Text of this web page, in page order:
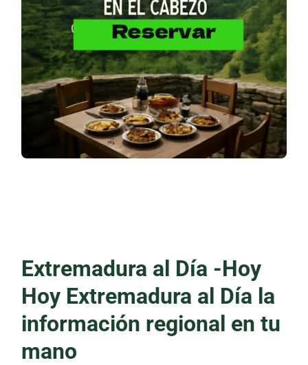
Extremadura al Día -Hoy
Hoy Extremadura al Día la
información regional en tu
mano